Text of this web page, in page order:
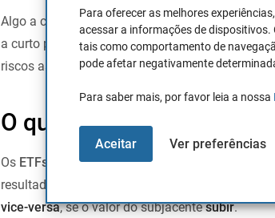
Para oferecer as melhores
acessar a informações de
tais como comportamento de
pode afetar negativamente
Para saber mais, por favor leia a nossa
Aceitar Ver preferências
Algo a considerar é que os ETFs alavancados
a curto prazo, pelo que não permitem ser um
riscos associados, não são recomendados para
O que é um ETF inverso?
Os ETFs inversossão chamados
resultado inverso do subjacente que seguem.
vice-versa, se o valor do subjacentesubir.